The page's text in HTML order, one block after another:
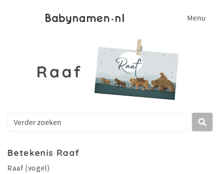
Menu
Raaf
Betekenis Raaf
Raaf (vogel)